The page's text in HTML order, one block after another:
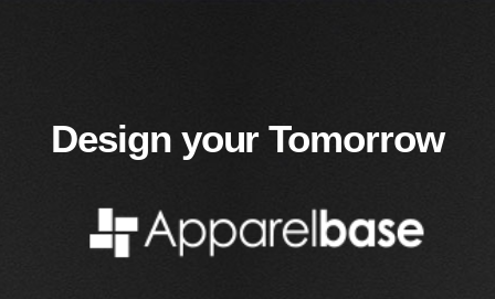
Design your Tomorrow